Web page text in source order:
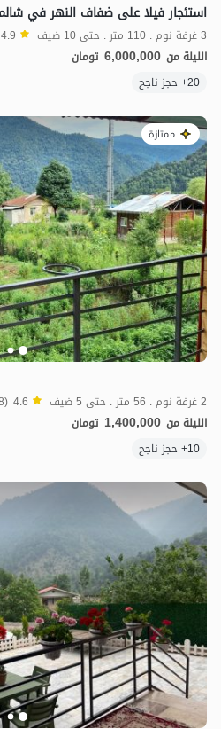
1.4 مليون ت
3 غرفة نوم . 110 متر . حتى 10 ضيف 4.9
الليلة من 6,000,000 تومان
20+ حجز ناجح
ممتازة
2 غرفة نوم . 56 متر . حتى 5 ضيف 4.6 (8 تعليق)
الليلة من 1,400,000 تومان
10+ حجز ناجح